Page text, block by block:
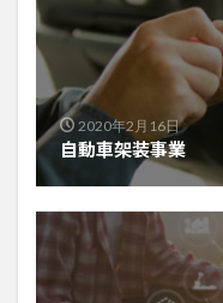
2020年2月16日
自動車架装事業